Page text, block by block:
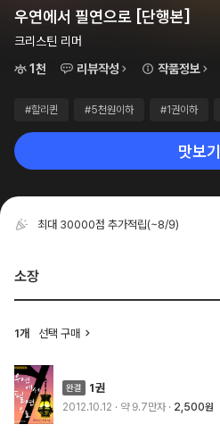
우연에서 필연으로 [단행본]
크리스틴 리머
1천
리뷰작성 작품정보
#할리퀸 #5천원이하 #1권이하
맛보기
최대 30000점 추가적립(~8/9)
소장
1개 선택 구매
1권
2012.10.12 · 약 9.7만자 2,500원